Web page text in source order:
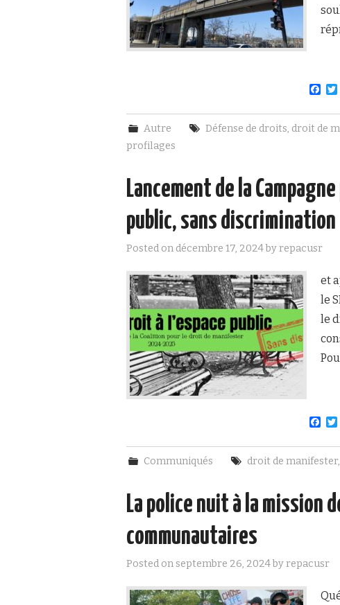
F
c
e
b
i
Autre Défense de droits, droit de
profilages
Lancement de la
public, sans discrimination
Posted on décembre 17, 2024byrepacusr
et
le
le
F
c
e
b
k
i
t
Communiqués droit de manifester,
La police nuit à la mission
communautaires
Posted on septembre 26, 2024byrepacusr